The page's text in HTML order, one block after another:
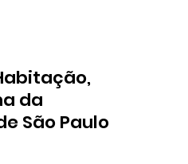
da
São Paulo